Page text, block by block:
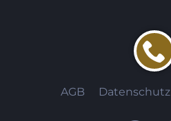
AGB Datenschutz